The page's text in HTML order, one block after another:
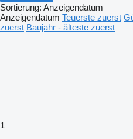
Sortierung: Anzeigendatum
Anzeigendatum Teuerste zuerst
zuerst Baujahr - älteste zuerst
1